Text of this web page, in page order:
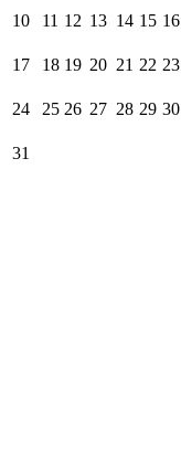
10 11 12 13 14 15 16
17 18 19 20 21 22 23
24 25 26 27 28 29 30
31